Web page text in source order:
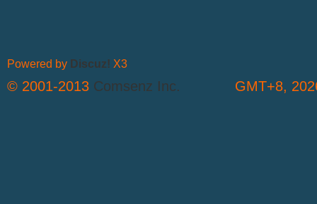
GMT+8,
Powered by Discuz! X3
© 2001-2013 Comsenz Inc.